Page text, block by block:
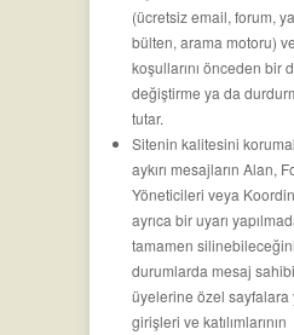
(ücretsiz email, forum,
bülten, arama motoru)
koşullarını önceden bir
değiştirme ya da
tutar.
Sitenin kalitesini
aykırı mesajların Alan,
Yöneticileri veya
ayrıca bir uyarı
tamamen
durumlarda mesaj
üyelerine özel sayfalara
girişleri ve katılımlarının